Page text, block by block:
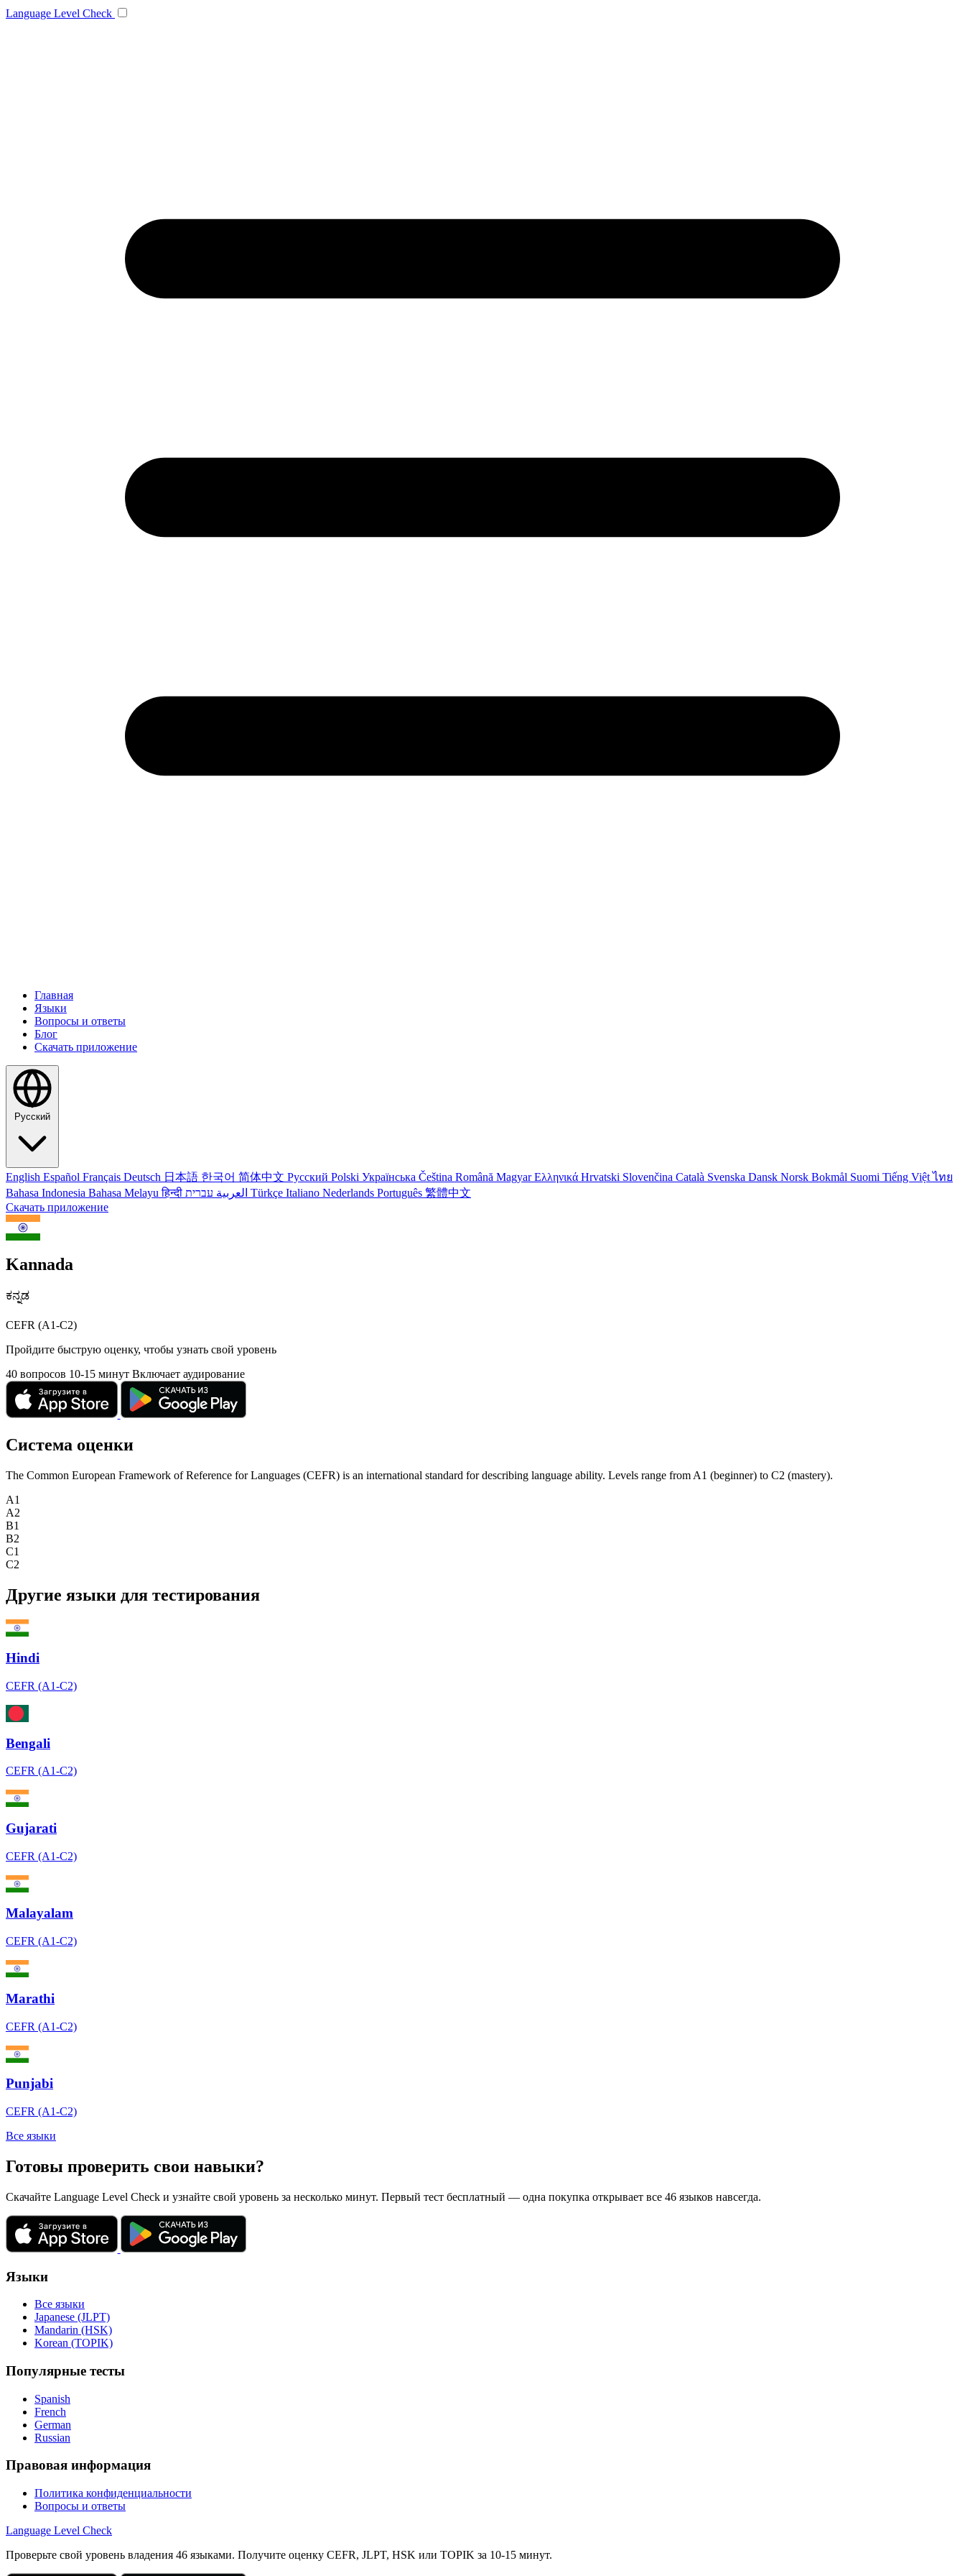
Language Level Check
Главная
Языки
Вопросы и ответы
Блог
Скачать приложение
Русский
English Español Français Deutsch 日本語 한국어 简体中文 Русский Polski Українська Čeština Română MagyarΕλληνικά Hrvatski Slovenčina Català Svenska Dansk Norsk Bokmål Suomi Tiếng Việtไทย
Bahasa Indonesia Bahasa Melayuहिन्दी العربية Türkçe Italiano Nederlands Português 繁體中文
Скачать приложение
Kannada
ಕನ್ನಡ
CEFR (A1-C2)
Пройдите быструю оценку, чтобы узнать свой уровень
40 вопросов 10-15 минут Включает аудирование
Система оценки
The Common European Framework of Reference for Languages (CEFR) is an international standard for describing language ability. Levels range from A1 (beginner) to C2 (mastery).
A1
A2
B1
B2
C1
C2
Другие языки для тестирования
Hindi
CEFR (A1-C2)
Bengali
CEFR (A1-C2)
Gujarati
CEFR (A1-C2)
Malayalam
CEFR (A1-C2)
Marathi
CEFR (A1-C2)
Punjabi
CEFR (A1-C2)
Все языки
Готовы проверить свои навыки?
Скачайте Language Level Check и узнайте свой уровень за несколько минут. Первый тест бесплатный — одна покупка открывает все 46 языков навсегда.
Языки
Все языки
Japanese (JLPT)
Mandarin (HSK)
Korean (TOPIK)
Популярные тесты
Spanish
French
German
Russian
Правовая информация
Политика конфиденциальности
Вопросы и ответы
Language Level Check
Проверьте свой уровень владения 46 языками. Получите оценку CEFR, JLPT, HSK или TOPIK за 10-15 минут.